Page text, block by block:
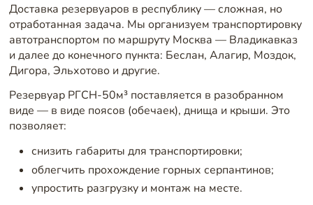
Доставка резервуаров в республику — сложная, но
отработанная задача. Мы организуем транспортировку
автотранспортом по маршруту Москва — Владикавказ
и далее до конечного пункта: Беслан, Алагир, Моздок,
Дигора, Эльхотово и другие.
Резервуар РГСН-50м³ поставляется в разобранном
виде — в виде поясов (обечаек), днища и крыши. Это
позволяет:
снизить габариты для транспортировки;
облегчить прохождение горных серпантинов;
упростить разгрузку и монтаж на месте.